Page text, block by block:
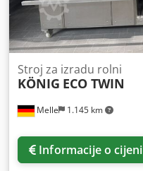
Melle 1.145 km
Stroj za izradu rolni
KÖNIG ECO TWIN
Informacije o cijeni